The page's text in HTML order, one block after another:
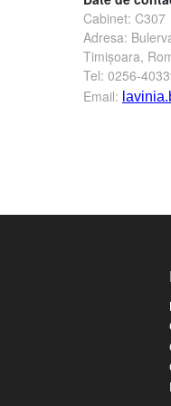
Cabinet: C307
Adresa:
Timişoara,
Tel: 0256-
Email: